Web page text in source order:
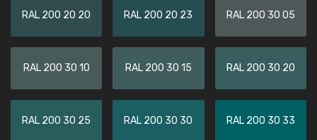
RAL 200 20 20 RAL 200 20 23 RAL 200 30 05
RAL 200 30 10 RAL 200 30 15 RAL 200 30 20
RAL 200 30 25 RAL 200 30 30 RAL 200 30 33